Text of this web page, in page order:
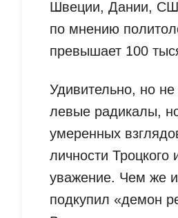
Швеции, Дании,
по мнению
превышает 100
Удивительно, но не
левые радикалы,
умеренных
личности Троцкого
уважение. Чем же
подкупил «демон